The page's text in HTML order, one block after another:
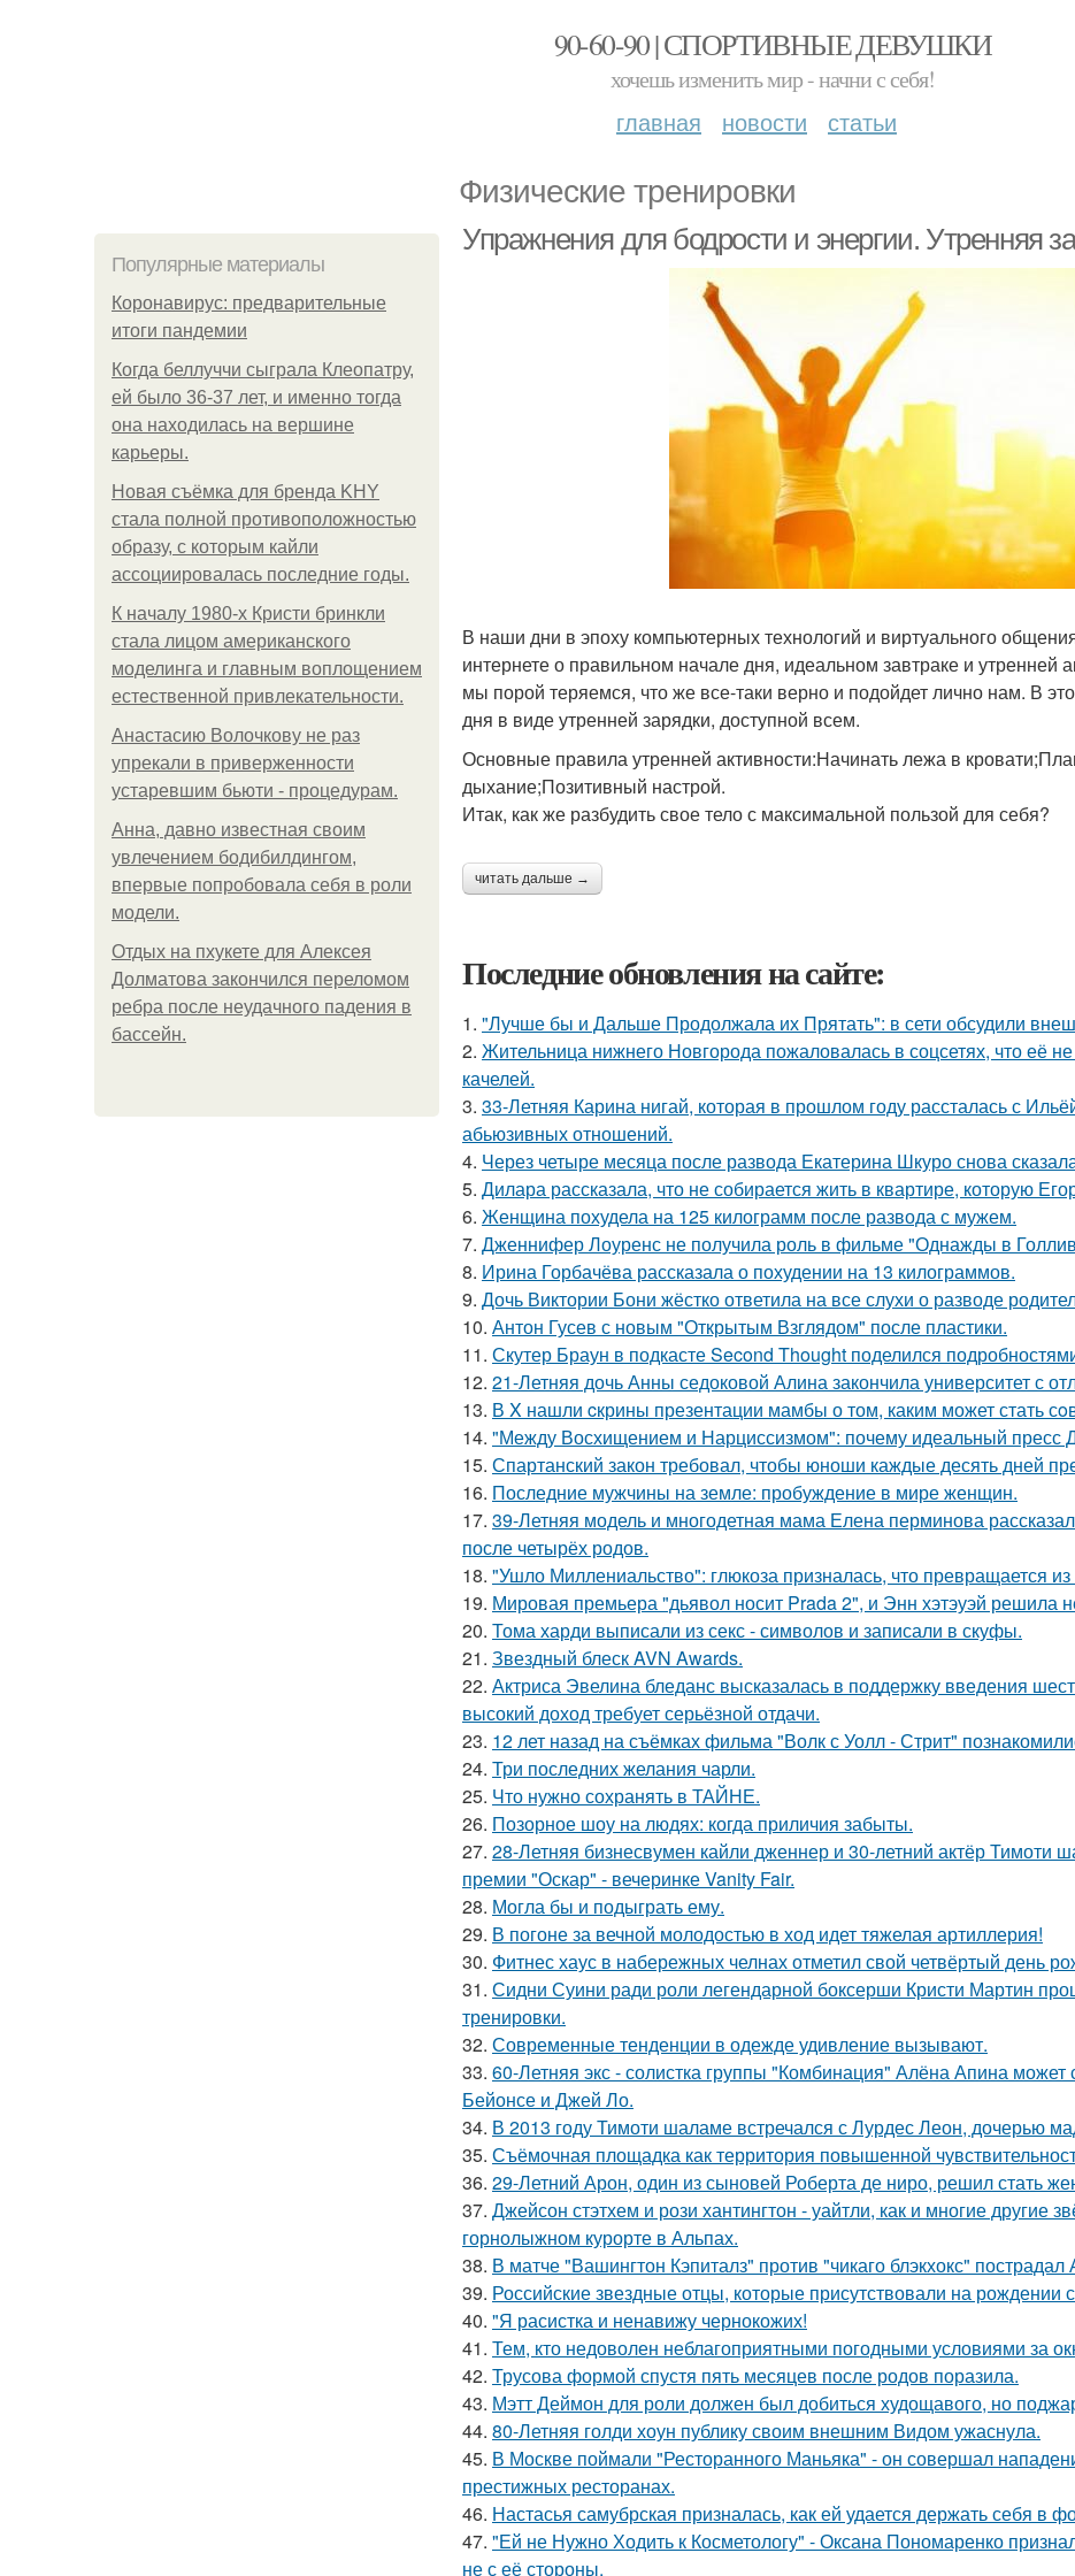
90-60-90 | СПОРТИВНЫЕ ДЕВУШКИ
хочешь изменить мир - начни с себя!
главная новости статьи
Физические тренировки
Популярные материалы
Коронавирус: предварительные
итоги пандемии
Когда беллуччи сыграла Клеопатру,
ей было 36-37 лет, и именно тогда
она находилась на вершине
карьеры.
Новая съёмка для бренда KHY
стала полной противоположностью
образу, с которым кайли
ассоциировалась последние годы.
К началу 1980-х Кристи бринкли
стала лицом американского
моделинга и главным воплощением
естественной привлекательности.
Анастасию Волочкову не раз
упрекали в приверженности
устаревшим бьюти - процедурам.
Анна, давно известная своим
увлечением бодибилдингом,
впервые попробовала себя в роли
модели.
Отдых на пхукете для Алексея
Долматова закончился переломом
ребра после неудачного падения в
бассейн.
Упражнения для бодрости и энергии. Утренняя
В наши дни в эпоху компьютерных технологий и виртуального
интернете о правильном начале дня, идеальном завтраке и
мы порой теряемся, что же все-таки верно и подойдет лично нам. В
дня в виде утренней зарядки, доступной всем.
Основные правила утренней активности:Начинать лежа в
дыхание;Позитивный настрой.
Итак, как же разбудить свое тело с максимальной пользой для себя?
читать дальше →
Последние обновления на сайте:
1. "Лучше бы и Дальше Продолжала их Прятать": в сети обсудили
2. Жительница нижнего Новгорода пожаловалась в соцсетях, что её
качелей.
3. 33-Летняя Карина нигай, которая в прошлом году рассталась с
абьюзивных отношений.
4. Через четыре месяца после развода Екатерина Шкуро снова
5. Дилара рассказала, что не собирается жить в квартире, которую
6. Женщина похудела на 125 килограмм после развода с мужем.
7. Дженнифер Лоуренс не получила роль в фильме "Однажды в
8. Ирина Горбачёва рассказала о похудении на 13 килограммов.
9. Дочь Виктории Бони жёстко ответила на все слухи о разводе
10. Антон Гусев с новым "Открытым Взглядом" после пластики.
11. Скутер Браун в подкасте Second Thought поделился
12. 21-Летняя дочь Анны седоковой Алина закончила университет с
13. В X нашли cкрины презентации мамбы о том, каким может стать
14. "Между Восхищением и Нарциссизмом": почему идеальный пресс
15. Спартанский закон требовал, чтобы юноши каждые десять дней
16. Последние мужчины на земле: пробуждение в мире женщин.
17. 39-Летняя модель и многодетная мама Елена перминова
после четырёх родов.
18. "Ушло Миллениальство": глюкоза призналась, что превращается
19. Мировая премьера "дьявол носит Prada 2", и Энн хэтэуэй решила
20. Тома харди выписали из секс - символов и записали в скуфы.
21. Звездный блеск AVN Awards.
22. Актриса Эвелина бледанс высказалась в поддержку введения
высокий доход требует серьёзной отдачи.
23. 12 лет назад на съёмках фильма "Волк с Уолл - Стрит"
24. Три последних желания чарли.
25. Что нужно сохранять в ТАЙНЕ.
26. Позорное шоу на людях: когда приличия забыты.
27. 28-Летняя бизнесвумен кайли дженнер и 30-летний актёр Тимоти
премии "Оскар" - вечеринке Vanity Fair.
28. Могла бы и подыграть ему.
29. В погоне за вечной молодостью в ход идет тяжелая артиллерия!
30. Фитнес хаус в набережных челнах отметил свой четвёртый день
31. Сидни Суини ради роли легендарной боксерши Кристи Мартин
тренировки.
32. Современные тенденции в одежде удивление вызывают.
33. 60-Летняя экс - солистка группы "Комбинация" Алёна Апина может
Бейонсе и Джей Ло.
34. В 2013 году Тимоти шаламе встречался с Лурдес Леон, дочерью
35. Съёмочная площадка как территория повышенной
36. 29-Летний Арон, один из сыновей Роберта де ниро, решил стать
37. Джейсон стэтхем и рози хантингтон - уайтли, как и многие другие
горнолыжном курорте в Альпах.
38. В матче "Вашингтон Кэпиталз" против "чикаго блэкхокс"
39. Российские звездные отцы, которые присутствовали на рождении
40. "Я расистка и ненавижу чернокожих!
41. Тем, кто недоволен неблагоприятными погодными условиями за
42. Трусова формой спустя пять месяцев после родов поразила.
43. Мэтт Деймон для роли должен был добиться худощавого, но
44. 80-Летняя голди хоун публику своим внешним Видом ужаснула.
45. В Москве поймали "Ресторанного Маньяка" - он совершал
престижных ресторанах.
46. Настасья самубрская призналась, как ей удается держать себя в
47. "Ей не Нужно Ходить к Косметологу" - Оксана Пономаренко
не с её стороны.